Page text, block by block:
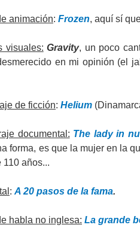
animación: Frozen, aquí sí
visuales: Gravity, un poco
en mi opinión (el
de ficción: Helium
documental: The lady in
forma, es que la mujer en la
años...
: A 20 pasos de la fama.
habla no inglesa: La grande